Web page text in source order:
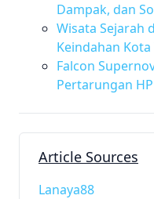
Dampak, dan
Wisata Sejarah
Keindahan Kota
Falcon
Pertarungan
Article Sources
Lanaya88